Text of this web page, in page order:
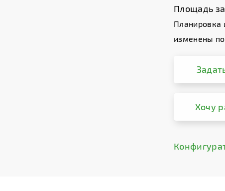
Площадь
Планировка
изменены
Хочу